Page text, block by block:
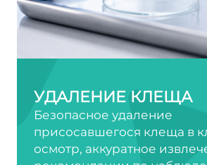
УДАЛЕНИЕ КЛЕЩА
Безопасное удаление
присосавшегося клеща в
осмотр, аккуратное